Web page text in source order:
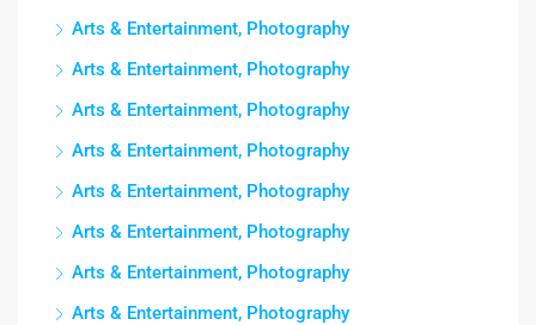
Arts & Entertainment, Photography
Arts & Entertainment, Photography
Arts & Entertainment, Photography
Arts & Entertainment, Photography
Arts & Entertainment, Photography
Arts & Entertainment, Photography
Arts & Entertainment, Photography
Arts & Entertainment, Photography